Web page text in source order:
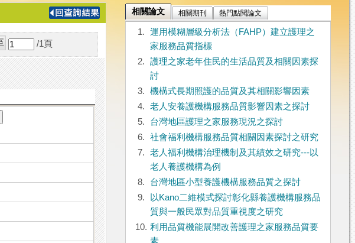
導
/1 頁
相關論文 相關期刊 熱門點閱論文
1.
運用模糊層級分析法（FAHP）建立護理之
家服務品質指標
2.
護理之家老年住民的生活品質及相關因素探
討
3.
機構式長期照護的品質及其相關影響因素
4.
老人安養護機構服務品質影響因素之探討
5.
台灣地區護理之家服務現況之探討
6.
社會福利機構服務品質相關因素探討之研究
7.
老人福利機構治理機制及其績效之研究---以
老人養護機構為例
8.
台灣地區小型養護機構服務品質之探討
9.
以Kano二維模式探討彰化縣養護機構服務品
質與一般民眾對品質重視度之研究
10. 利用品質機能展開改善護理之家服務品質要